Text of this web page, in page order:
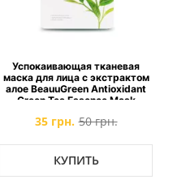
Успокаивающая тканевая
маска для лица c экстрактом
алое BeauuGreen Antioxidant
Green Tea Essence Mask
35 грн. 50 грн.
КУПИТЬ